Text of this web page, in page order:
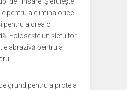
pentru a elimina orice
pentru a crea o
Folosește un șlefuitor
abrazivă pentru a
grund pentru a proteja